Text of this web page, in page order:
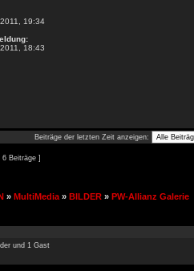
19:34
18:43
Beiträge der letzten Zeit anzeigen:
6 Beiträge ]
» MultiMedia » BILDER » PW-Allianz Galerie
und 1 Gast